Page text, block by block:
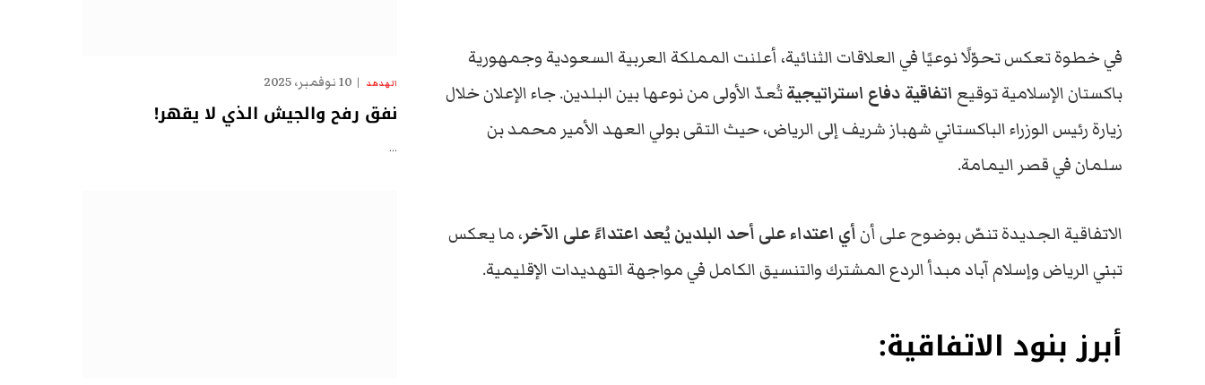
في خطوة تعكس تحوّلًا نوعيًا في العلاقات الثنائية، أعلنت المملكة العربية السعودية وجمهورية
باكستان الإسلامية توقيع اتفاقية دفاع استراتيجيةتُعدّ الأولى من نوعها بين البلدين. جاء الإعلان خلال
زيارة رئيس الوزراء الباكستاني شهباز شريف إلى الرياض، حيث التقى بولي العهد الأمير محمد بن
سلمان في قصر اليمامة.
الاتفاقية الجديدة تنصّ بوضوح على أنأي اعتداء على أحد البلدين يُعد اعتداءً على الآخر، ما يعكس
تبني الرياض وإسلام آباد مبدأ الردع المشترك والتنسيق الكامل في مواجهة التهديدات الإقليمية.
أبرز بنود الاتفاقية:
الهدهد 10 نوفمبر، 2025
نفق رفح والجيش الذي لا يقهر!
…